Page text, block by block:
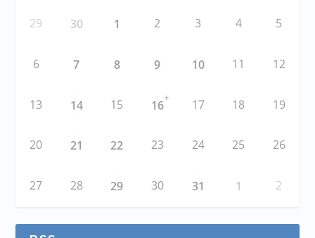
29 30 1 2 3 4 5
6 7 8 9 10 11 12
13 14 15 16
+ 17 18 19
20 21 22 23 24 25 26
27 28 29 30 31 1 2